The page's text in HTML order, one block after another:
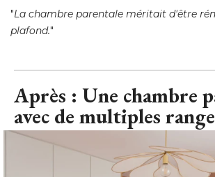
"La chambre parentale méritait d'être
plafond."
Après : Une chambre
avec de multiples